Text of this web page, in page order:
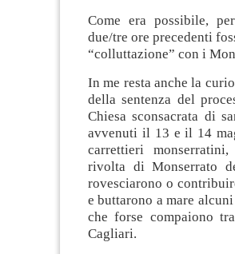
Come era possibile,
due/tre ore precedenti
“colluttazione” con i
In me resta anche la
della sentenza del
Chiesa sconsacrata di
avvenuti il 13 e il 14
carrettieri
rivolta di Monserrato
rovesciarono o
e buttarono a mare
che forse compaiono
Cagliari.